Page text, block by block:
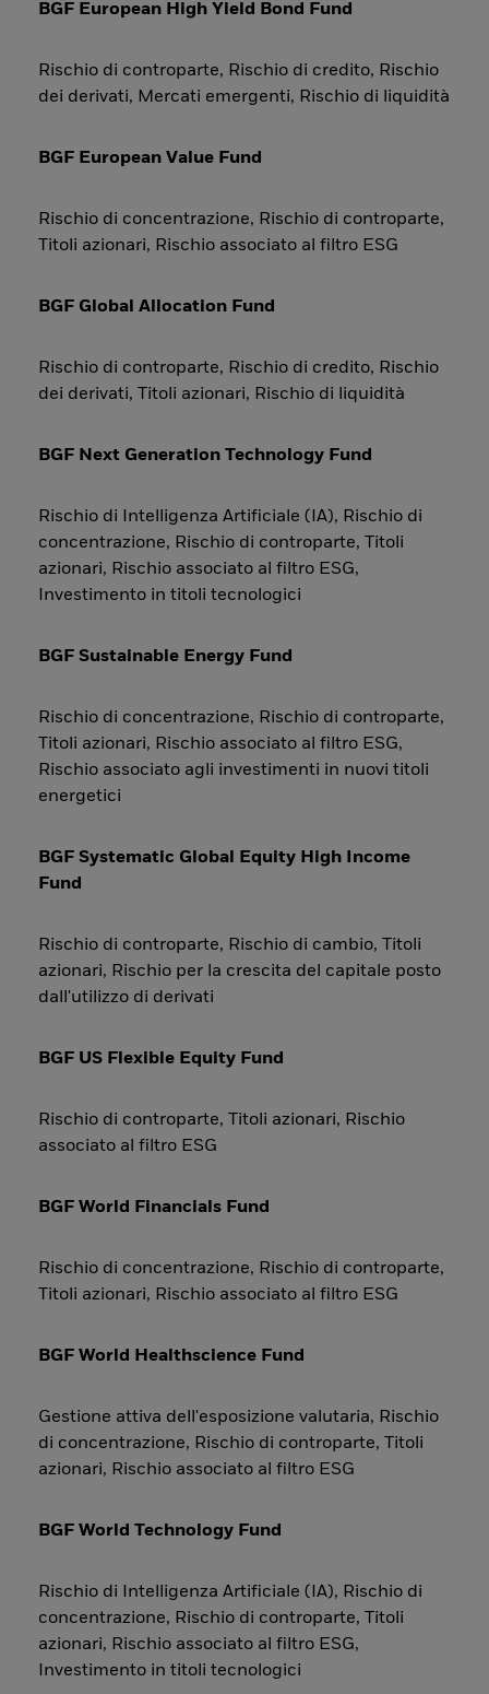
BGF European High Yield Bond Fund
Rischio di controparte, Rischio di credito, Rischio
dei derivati, Mercati emergenti, Rischio di liquidità
BGF European Value Fund
Rischio di concentrazione, Rischio di controparte,
Titoli azionari, Rischio associato al filtro ESG
BGF Global Allocation Fund
Rischio di controparte, Rischio di credito, Rischio
dei derivati, Titoli azionari, Rischio di liquidità
BGF Next Generation Technology Fund
Rischio di Intelligenza Artificiale (IA), Rischio di
concentrazione, Rischio di controparte, Titoli
azionari, Rischio associato al filtro ESG,
Investimento in titoli tecnologici
BGF Sustainable Energy Fund
Rischio di concentrazione, Rischio di controparte,
Titoli azionari, Rischio associato al filtro ESG,
Rischio associato agli investimenti in nuovi titoli
energetici
BGF Systematic Global Equity High Income
Fund
Rischio di controparte, Rischio di cambio, Titoli
azionari, Rischio per la crescita del capitale posto
dall'utilizzo di derivati
BGF US Flexible Equity Fund
Rischio di controparte, Titoli azionari, Rischio
associato al filtro ESG
BGF World Financials Fund
Rischio di concentrazione, Rischio di controparte,
Titoli azionari, Rischio associato al filtro ESG
BGF World Healthscience Fund
Gestione attiva dell'esposizione valutaria, Rischio
di concentrazione, Rischio di controparte, Titoli
azionari, Rischio associato al filtro ESG
BGF World Technology Fund
Rischio di Intelligenza Artificiale (IA), Rischio di
concentrazione, Rischio di controparte, Titoli
azionari, Rischio associato al filtro ESG,
Investimento in titoli tecnologici